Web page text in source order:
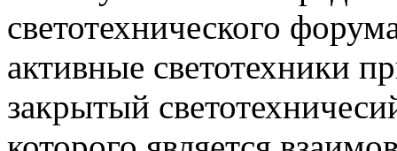
светотехнического
активные светотехники
закрытый